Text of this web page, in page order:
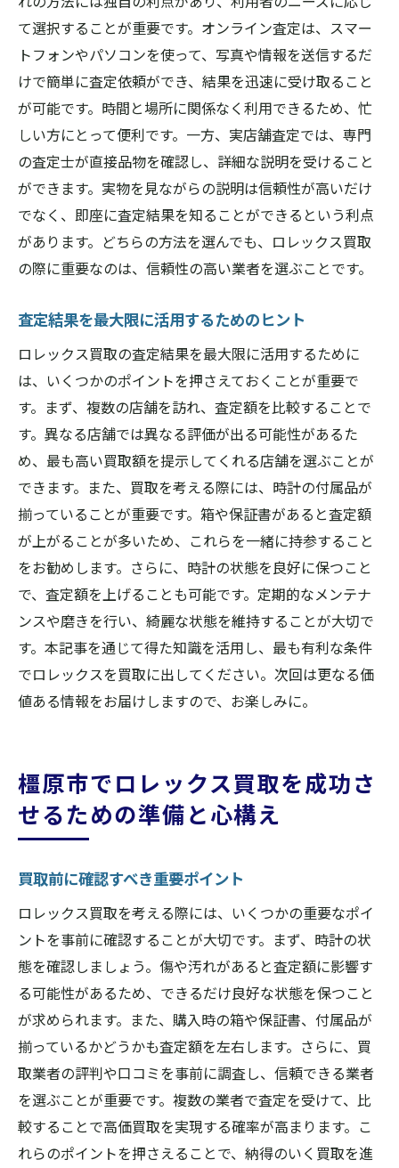
て選択することが重要です。オンライン査定は、スマー
トフォンやパソコンを使って、写真や情報を送信するだ
けで簡単に査定依頼ができ、結果を迅速に受け取ること
が可能です。時間と場所に関係なく利用できるため、忙
しい方にとって便利です。一方、実店舗査定では、専門
の査定士が直接品物を確認し、詳細な説明を受けること
ができます。実物を見ながらの説明は信頼性が高いだけ
でなく、即座に査定結果を知ることができるという利点
があります。どちらの方法を選んでも、ロレックス買取
の際に重要なのは、信頼性の高い業者を選ぶことです。
査定結果を最大限に活用するためのヒント
ロレックス買取の査定結果を最大限に活用するために
は、いくつかのポイントを押さえておくことが重要で
す。まず、複数の店舗を訪れ、査定額を比較することで
す。異なる店舗では異なる評価が出る可能性があるた
め、最も高い買取額を提示してくれる店舗を選ぶことが
できます。また、買取を考える際には、時計の付属品が
揃っていることが重要です。箱や保証書があると査定額
が上がることが多いため、これらを一緒に持参すること
をお勧めします。さらに、時計の状態を良好に保つこと
で、査定額を上げることも可能です。定期的なメンテナ
ンスや磨きを行い、綺麗な状態を維持することが大切で
す。本記事を通じて得た知識を活用し、最も有利な条件
でロレックスを買取に出してください。次回は更なる価
値ある情報をお届けしますので、お楽しみに。
橿原市でロレックス買取を成功さ
せるための準備と心構え
買取前に確認すべき重要ポイント
ロレックス買取を考える際には、いくつかの重要なポイ
ントを事前に確認することが大切です。まず、時計の状
態を確認しましょう。傷や汚れがあると査定額に影響す
る可能性があるため、できるだけ良好な状態を保つこと
が求められます。また、購入時の箱や保証書、付属品が
揃っているかどうかも査定額を左右します。さらに、買
取業者の評判や口コミを事前に調査し、信頼できる業者
を選ぶことが重要です。複数の業者で査定を受けて、比
較することで高価買取を実現する確率が高まります。こ
れらのポイントを押さえることで、納得のいく買取を進